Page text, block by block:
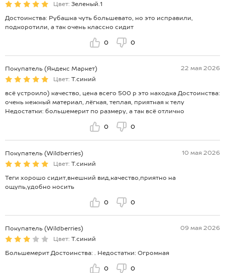
Цвет: Зеленый.1
Достоинства: Рубашка чуть большевато, но это исправили,
подкоротили, а так очень классно сидит
0 0
Покупатель (Яндекс Маркет)
22 мая 2026
Цвет: Т.синий
всё устроило) качество, цена всего 500 р это находка Достоинства:
очень нежный материал, лёгкая, теплая, приятная к телу
Недостатки: большемерит по размеру, а так всё отлично
0 0
Покупатель (Wildberries)
10 мая 2026
Цвет: Т.синий
Теги хорошо сидит,внешний вид,качество,приятно на
ощупь,удобно носить
0 0
Покупатель (Wildberries)
09 мая 2026
Цвет: Т.синий
Большемерит Достоинства: . Недостатки: Огромная
0 0